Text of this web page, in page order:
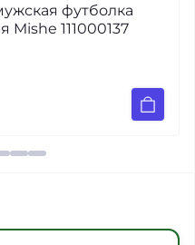
футболка
Mishe 111000137